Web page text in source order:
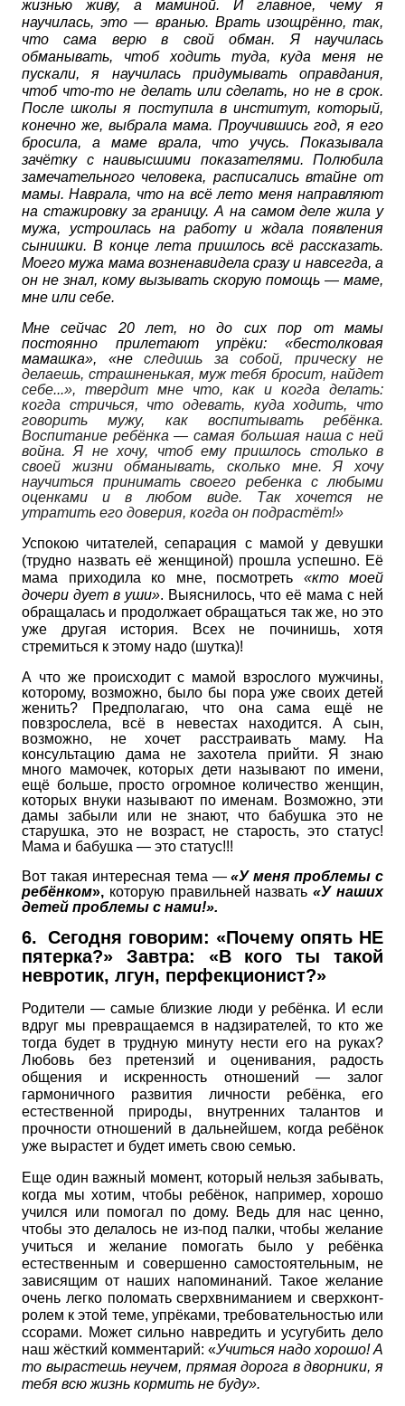
жизнью живу, а маминой. И главное, чему я
научилась, это — вранью. Врать изощрённо, так,
что сама верю в свой обман. Я научилась
обманывать, чтоб ходить туда, куда меня не
пускали, я научилась придумывать оправдания,
чтоб что-то не делать или сделать, но не в срок.
После школы я поступила в институт, который,
конечно же, выбрала мама. Проучившись год, я его
бросила, а маме врала, что учусь. Показывала
зачётку с наивысшими показателями. Полюбила
замечательного человека, расписались втайне от
мамы. Наврала, что на всё лето меня направляют
на стажировку за границу. А на самом деле жила у
мужа, устроилась на работу и ждала появления
сынишки. В конце лета пришлось всё рассказать.
Моего мужа мама возненавидела сразу и навсегда, а
он не знал, кому вызывать скорую помощь — маме,
мне или себе.
Мне сейчас 20 лет, но до сих пор от мамы
постоянно прилетают упрёки: «бестолковая
мамашка», «не следишь за собой, прическу не
делаешь, страшненькая, муж тебя бросит, найдет
себе...», твердит мне что, как и когда делать:
когда стричься, что одевать, куда ходить, что
говорить мужу, как воспитывать ребёнка.
Воспитание ребёнка — самая большая наша с ней
война. Я не хочу, чтоб ему пришлось столько в
своей жизни обманывать, сколько мне. Я хочу
научиться принимать своего ребенка с любыми
оценками и в любом виде. Так хочется не
утратить его доверия, когда он подрастёт!»
Успокою читателей, сепарация с мамой у девушки
(трудно назвать её женщиной) прошла успешно. Её
мама приходила ко мне, посмотреть «кто моей
дочери дует в уши». Выяснилось, что её мама с ней
обращалась и продолжает обращаться так же, но это
уже другая история. Всех не починишь, хотя
стремиться к этому надо (шутка)!
А что же происходит с мамой взрослого мужчины,
которому, возможно, было бы пора уже своих детей
женить? Предполагаю, что она сама ещё не
повзрослела, всё в невестах находится. А сын,
возможно, не хочет расстраивать маму. На
консультацию дама не захотела прийти. Я знаю
много мамочек, которых дети называют по имени,
ещё больше, просто огромное количество женщин,
которых внуки называют по именам. Возможно, эти
дамы забыли или не знают, что бабушка это не
старушка, это не возраст, не старость, это статус!
Мама и бабушка — это статус!!!
Вот такая интересная тема —«У меня проблемы с
ребёнком», которую правильней назвать«У наших
детей проблемы с нами!».
6. Сегодня говорим: «Почему опять НЕ
пятерка?» Завтра: «В кого ты такой
невротик, лгун, перфекционист?»
Родители — самые близкие люди у ребёнка. И если
вдруг мы превращаемся в надзирателей, то кто же
тогда будет в трудную минуту нести его на руках?
Любовь без претензий и оценивания, радость
общения и искренность отношений — залог
гармоничного развития личности ребёнка, его
естественной природы, внутренних талантов и
прочности отношений в дальнейшем, когда ребёнок
уже вырастет и будет иметь свою семью.
Еще один важный момент, который нельзя забывать,
когда мы хотим, чтобы ребёнок, например, хорошо
учился или помогал по дому. Ведь для нас ценно,
чтобы это делалось не из-под палки, чтобы желание
учиться и желание помогать было у ребёнка
естественным и совершенно самостоятельным, не
зависящим от наших напоминаний. Такое желание
очень легко поломать сверхвниманием и сверхконт­
ролем к этой теме, упрёками, требовательностью или
ссорами. Может сильно навредить и усугубить дело
наш жёсткий комментарий: «Учиться надо хорошо! А
то вырастешь неучем, прямая дорога в дворники, я
тебя всю жизнь кормить не буду».